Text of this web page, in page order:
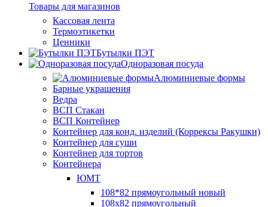
Товары для магазинов
Кассовая лента
Термоэтикетки
Ценники
Бутылки ПЭТ
Одноразовая посуда
Алюминиевые формы
Барные украшения
Ведра
ВСП Стакан
ВСП Контейнер
Контейнер для конд. изделий (Коррексы Ракушки)
Контейнер для суши
Контейнер для тортов
Контейнера
ЮМТ
108*82 прямоугольный новый
108х82 прямоугольный